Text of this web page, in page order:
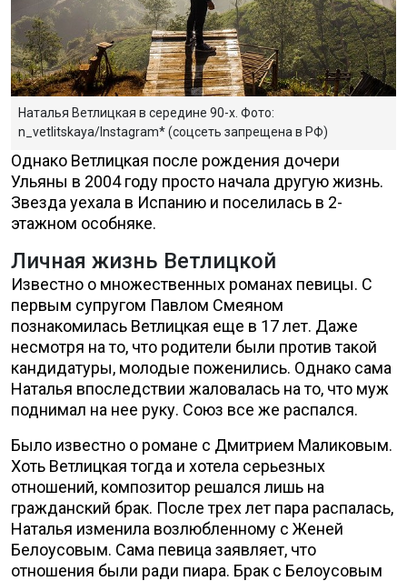
Наталья Ветлицкая в середине 90-х. Фото:
n_vetlitskaya/Instagram* (соцсеть запрещена в РФ)
Однако Ветлицкая после рождения дочери
Ульяны в 2004 году просто начала другую жизнь.
Звезда уехала в Испанию и поселилась в 2-
этажном особняке.
Личная жизнь Ветлицкой
Известно о множественных романах певицы. С
первым супругом Павлом Смеяном
познакомилась Ветлицкая еще в 17 лет. Даже
несмотря на то, что родители были против такой
кандидатуры, молодые поженились. Однако сама
Наталья впоследствии жаловалась на то, что муж
поднимал на нее руку. Союз все же распался.
Было известно о романе с Дмитрием Маликовым.
Хоть Ветлицкая тогда и хотела серьезных
отношений, композитор решался лишь на
гражданский брак. После трех лет пара распалась,
Наталья изменила возлюбленному с Женей
Белоусовым. Сама певица заявляет, что
отношения были ради пиара. Брак с Белоусовым